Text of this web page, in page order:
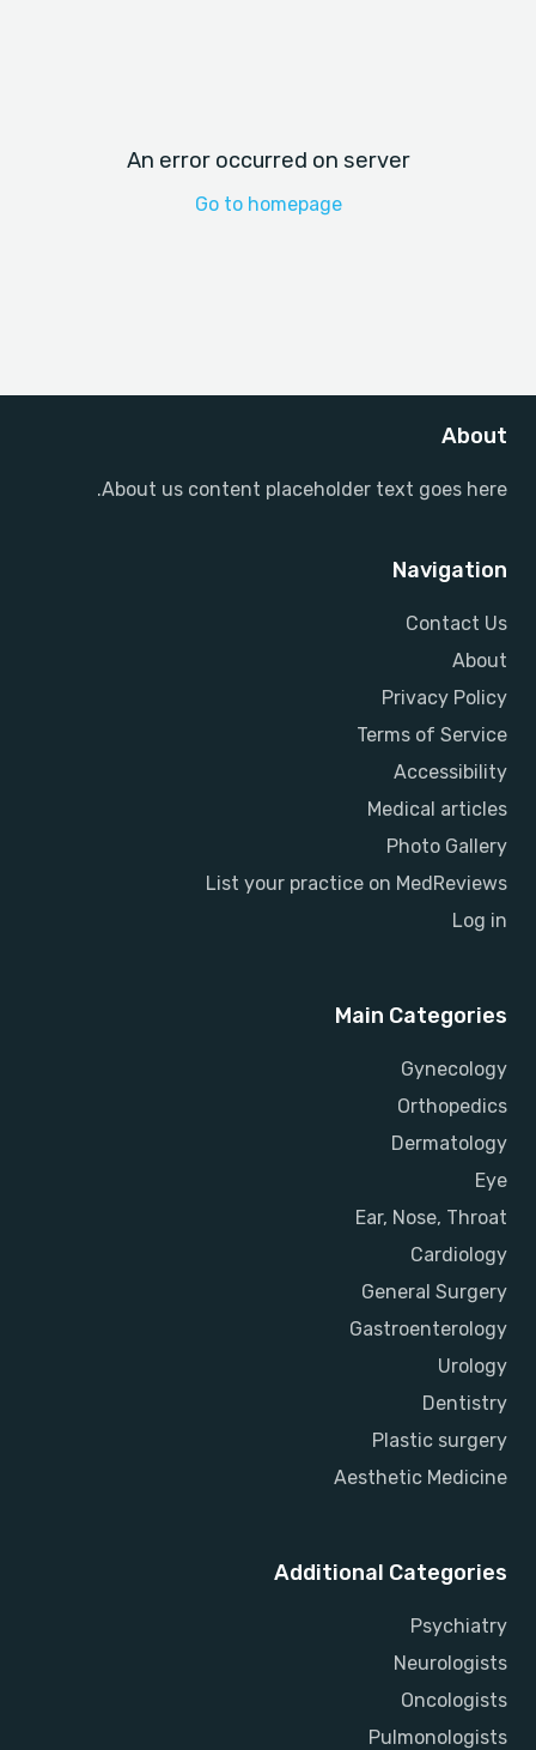
An error occurred on server
Go to homepage
About
About us content placeholder text goes here.
Navigation
Contact Us
About
Privacy Policy
Terms of Service
Accessibility
Medical articles
Photo Gallery
List your practice on MedReviews
Log in
Main Categories
Gynecology
Orthopedics
Dermatology
Eye
Ear, Nose, Throat
Cardiology
General Surgery
Gastroenterology
Urology
Dentistry
Plastic surgery
Aesthetic Medicine
Additional Categories
Psychiatry
Neurologists
Oncologists
Pulmonologists